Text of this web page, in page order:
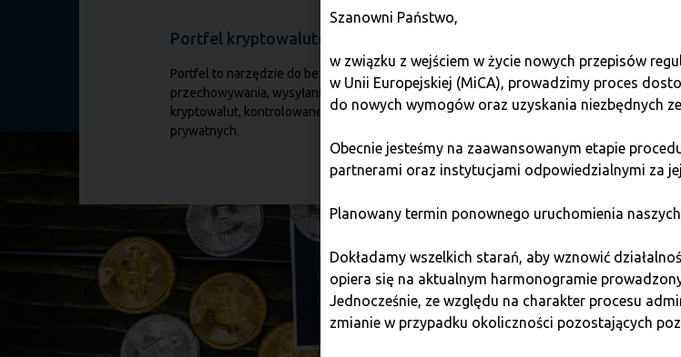
Portfel kryptowalutowy
Portfel to narzędzie do bezpiecznego
przechowywania, wysyłania i odbierania
kryptowalut, kontrolowane za pomocą kluczy
prywatnych.
Zmienność odnosi się do
częstych zmian cen kryptowalut, co
inwestowanie w nie zarówno
Szanowni Państwo,
w związku z wejściem w życie nowych przepisów
w Unii Europejskiej (MiCA), prowadzimy proces
do nowych wymogów oraz uzyskania niezbędnych
Obecnie jesteśmy na zaawansowanym etapie
partnerami oraz instytucjami odpowiedzialnymi za
Planowany termin ponownego uruchomienia
Dokładamy wszelkich starań, aby wznowić
opiera się na aktualnym harmonogramie
Jednocześnie, ze względu na charakter procesu
zmianie w przypadku okoliczności pozostających